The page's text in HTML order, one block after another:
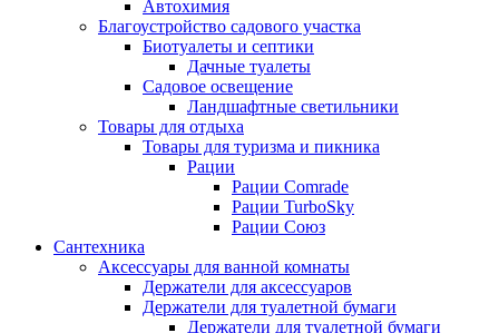
Автохимия
Благоустройство садового участка
Биотуалеты и септики
Дачные туалеты
Садовое освещение
Ландшафтные светильники
Товары для отдыха
Товары для туризма и пикника
Рации
Рации Comrade
Рации TurboSky
Рации Союз
Сантехника
Аксессуары для ванной комнаты
Держатели для аксессуаров
Держатели для туалетной бумаги
Держатели для туалетной бумаги